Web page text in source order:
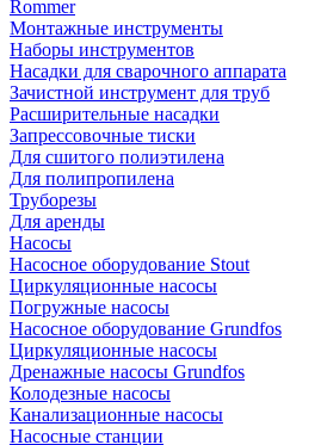
Rommer
Монтажные инструменты
Наборы инструментов
Насадки для сварочного аппарата
Зачистной инструмент для труб
Расширительные насадки
Запрессовочные тиски
Для сшитого полиэтилена
Для полипропилена
Труборезы
Для аренды
Насосы
Насосное оборудование Stout
Циркуляционные насосы
Погружные насосы
Насосное оборудование Grundfos
Циркуляционные насосы
Дренажные насосы Grundfos
Колодезные насосы
Канализационные насосы
Насосные станции